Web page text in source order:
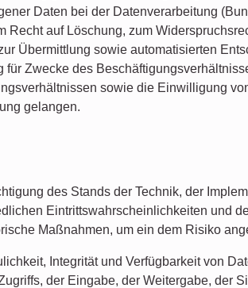
Daten bei der Datenverarbeitung
auf Löschung, zum
Übermittlung sowie automatisierten
Zwecke des
sowie die Einwilligung
gelangen.
des Stands der Technik, der
Eintrittswahrscheinlichkeiten und
Maßnahmen, um ein dem Risiko
Integrität und Verfügbarkeit von
der Eingabe, der Weitergabe, der